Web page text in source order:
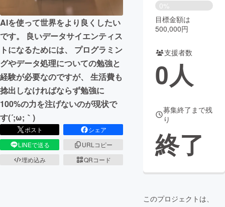
チャレンジ
まちづくり・地域活性化
CAMPFIRE for Social Good
CAMPFIRE Creation
CAMPFIREふるさと納税 machi-ya コミュニティ
AIを使って世界をより良くしたい
です。 良いデータサイエンティス
トになるためには、 プログラミン
グやデータ処理についての勉強と
経験が必要なのですが、 生活費も
捻出しなければならず勉強に
100%の力を注げないのが現状で
す(´;ω;｀)
ポスト
シェア
LINEで送る
URLコピー
埋め込み
QRコード
0%
目標金額は
500,000円
支援者数
0人
募集終了まで残
り
終了
このプロジェクトは、